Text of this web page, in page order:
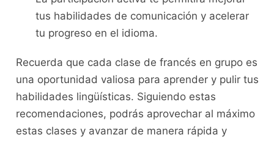
tus‌ habilidades de comunicación y ⁢acelerar
tu progreso en ⁣el ​idioma.
Recuerda que cada clase de francés en grupo es
una‌ oportunidad valiosa ⁤para aprender y pulir​ tus
habilidades ​lingüísticas. Siguiendo estas
recomendaciones, podrás aprovechar ‍al máximo
estas clases y avanzar‍ de manera rápida y